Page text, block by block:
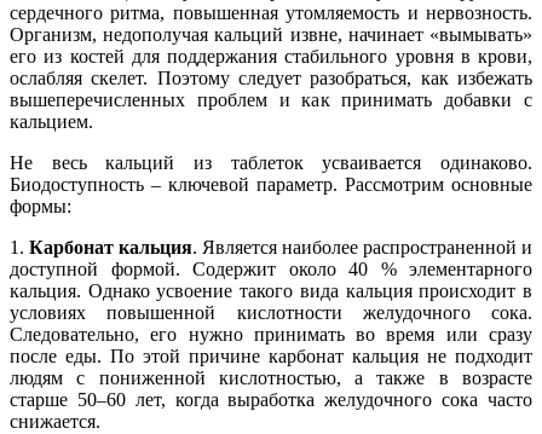
сердечного ритма, повышенная утомляемость и нервозность.
Организм, недополучая кальций извне, начинает «вымывать»
его из костей для поддержания стабильного уровня в крови,
ослабляя скелет. Поэтому следует разобраться, как избежать
вышеперечисленных проблем и как принимать добавки с
кальцием.
Не весь кальций из таблеток усваивается одинаково.
Биодоступность – ключевой параметр. Рассмотрим основные
формы:
1. Карбонат кальция. Является наиболее распространенной и
доступной формой. Содержит около 40 % элементарного
кальция. Однако усвоение такого вида кальция происходит в
условиях повышенной кислотности желудочного сока.
Следовательно, его нужно принимать во время или сразу
после еды. По этой причине карбонат кальция не подходит
людям с пониженной кислотностью, а также в возрасте
старше 50–60 лет, когда выработка желудочного сока часто
снижается.